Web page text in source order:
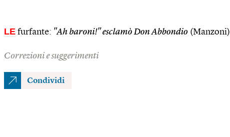
LE furfante: "Ah baroni!" esclamò Don Abbondio (Manzoni)
Correzioni e suggerimenti
Condividi